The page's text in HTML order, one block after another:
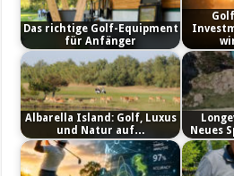
Das richtige Golf-Equipment
für Anfänger
Albarella Island: Golf, Luxus
und Natur auf…
Neues